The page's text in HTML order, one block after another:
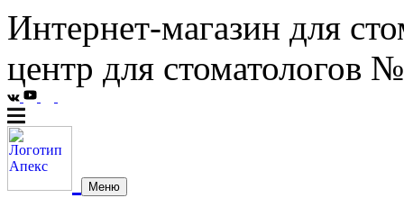
Интернет-магазин для
центр для стоматологов
Меню